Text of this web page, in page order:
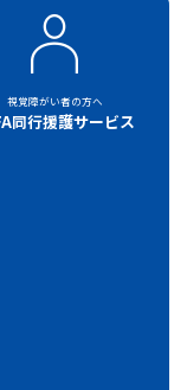
視覚障がい者の方へ
同行援護サービス